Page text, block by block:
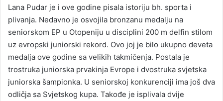
Lana Pudar je i ove godine pisala istoriju bh. sporta i
plivanja. Nedavno je osvojila bronzanu medalju na
seniorskom EP u Otopeniju u disciplini 200 m delfin stilom
uz evropski juniorski rekord. Ovo joj je bilo ukupno deveta
medalja ove godine sa velikih takmičenja. Postala je
trostruka juniorska prvakinja Evrope i dvostruka svjetska
juniorska šampionka. U seniorskoj konkurenciji ima još dva
odličja sa Svjetskog kupa. Takođe je isplivala dvije